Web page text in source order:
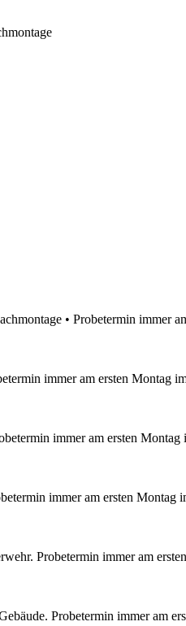
• Probetermin immer
immer am ersten Montag
immer am ersten
immer am ersten Montag
Probetermin immer am
Probetermin immer am